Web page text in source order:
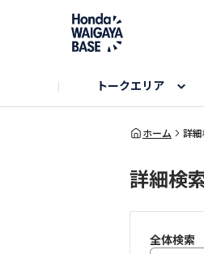
トークエリア
旅とドライブエ
Nシリーズエリア
インターペット参
ハロウィンアル
未来に残したい日
自慢のHonda車
お知らせ
Hondaキャンプ
USER'S VOICE
カーラインアップ
ホーム 詳
詳細検
全体検索